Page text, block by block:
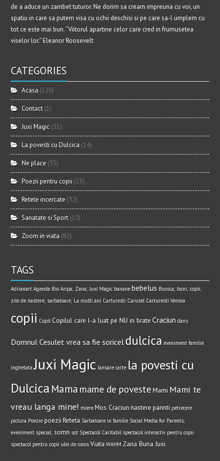
de a aduce un zambet tuturor. Ne dorim sa cream impreuna cu voi, un
spatiu in care sa putem visa cu ochii deschisi si pe care sa-l umplem cu
tot ce este mai bun. “Viitorul apartine celor care cred in frumusetea
viselor lor.” Eleanor Roosevelt
CATEGORIES
Acasa (126)
Contact (1)
Juxi Magic (31)
La povesti cu Dulcica (14)
Ne place (35)
Poezii pentru copii (23)
Retete incercate (32)
Sanatate si Sport (10)
Zoom in viata (82)
TAGS
Adrianart Agenda Bio Aripa; Zana; Juxi Magic banane bebelus Bunica; buni; copii;
zile de nastere; sarbatoare; La multi ani Carturesti Carusel Carturesti Verona
copii Copil Copilul care l-a luat pe NU in brate Craciun dans
Domnul Cesulet vrea sa fie soricel dulcica eveniment familie
inghetata Juxi Magic lansare carte la povesti cu
Dulcica Mama mame de poveste Mami Mami te
vreau langa mine! miere Mos Craciun nastere parinti petrecere
pictura Poezie poezii Reteta Sarbatoare in familie Social Media for Parents;
eveniment special; somn sot Spectacol Caritabil spectacol interactiv pentru copii
spectacol pentru copii ulei de cocos Viata WAHM Zana Buna Juxi